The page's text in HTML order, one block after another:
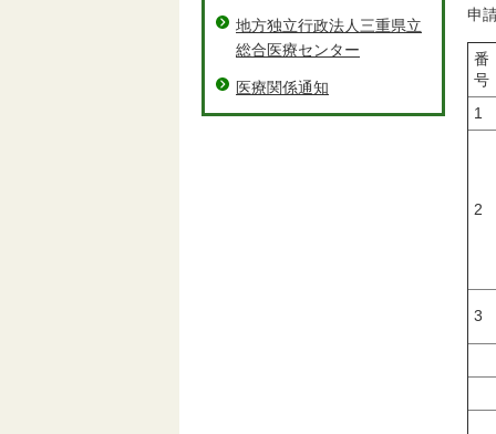
申
番
号
1
2
3
地方独立行政法人三重県立
総合医療センター
医療関係通知